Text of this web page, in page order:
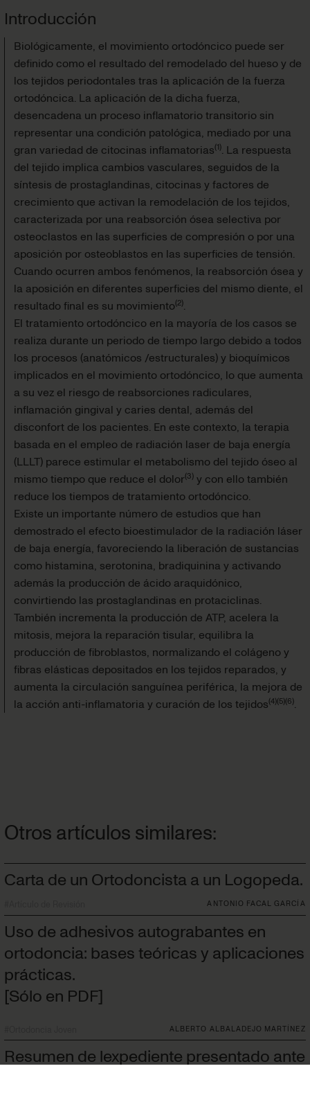
Introducción
Biológicamente, el movimiento ortodóncico puede ser
definido como el resultado del remodelado del hueso y de
los tejidos periodontales tras la aplicación de la fuerza
ortodóncica. La aplicación de la dicha fuerza,
desencadena un proceso inflamatorio transitorio sin
representar una condición patológica, mediado por una
gran variedad de citocinas inflamatorias(1). La res­puesta
del tejido implica cambios vasculares, seguidos de la
síntesis de prostaglandinas, citocinas y factores de
crecimiento que activan la remodelación de los te­jidos,
caracterizada por una reabsorción ósea selectiva por
osteoclastos en las superficies de compresión o por una
aposición por osteoblastos en las superficies de tensión.
Cuando ocurren ambos fenómenos, la reabsorción ósea y
la aposición en diferentes super­ficies del mismo diente, el
resultado final es su movi­miento(2).
El tratamiento ortodóncico en la mayoría de los casos se
realiza durante un periodo de tiempo largo debido a todos
los procesos (anatómicos /estructurales) y bioquímicos
implicados en el movimiento ortodóncico, lo que aumenta
a su vez el riesgo de reabsorciones radiculares,
inflamación gingival y caries dental, además del
disconfort de los pacientes. En este contexto, la terapia
basada en el empleo de radiación laser de baja energía
(LLLT) parece estimular el metabolismo del tejido óseo al
mismo tiempo que reduce el dolor(3) y con ello también
reduce los tiempos de tratamiento orto­dóncico.
Existe un importante número de estudios que han
demostrado el efecto bioestimulador de la radiación láser
de baja energía, favoreciendo la liberación de sustancias
como histamina, serotonina, bradiquinina y activando
además la producción de ácido araquidónico,
convirtiendo las prostaglandinas en protaciclinas.
También incrementa la producción de ATP, acelera la
mito­sis, mejora la reparación tisular, equilibra la
producción de fibroblastos, normalizando el colágeno y
fibras elásticas depositados en los tejidos reparados, y
aumenta la circulación sanguínea periférica, la mejora de
la acción anti-inflamatoria y curación de los tejidos(4)(5)(6).
Otros artículos similares:
Carta de un Ortodoncista a un Logopeda.
ANTONIO FACAL GARCÍA
Uso de adhesivos autograbantes en
ortodoncia: bases teóricas y aplicaciones
prácticas.
[Sólo en PDF]
ALBERTO ALBALADEJO MARTÍNEZ
Resumen de lexpediente presentado ante